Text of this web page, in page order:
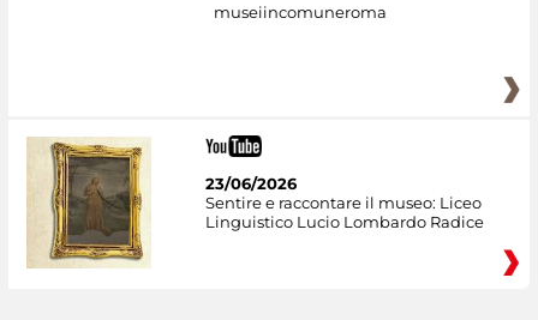
museiincomuneroma
23/06/2026
Sentire e raccontare il museo: Liceo
Linguistico Lucio Lombardo Radice